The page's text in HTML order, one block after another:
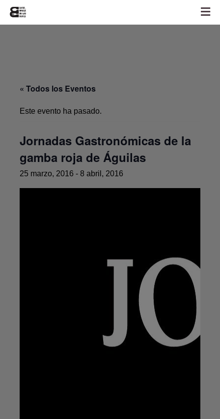
« Todos los Eventos
Este evento ha pasado.
Jornadas Gastronómicas de la
gamba roja de Águilas
25 marzo, 2016 - 8 abril, 2016